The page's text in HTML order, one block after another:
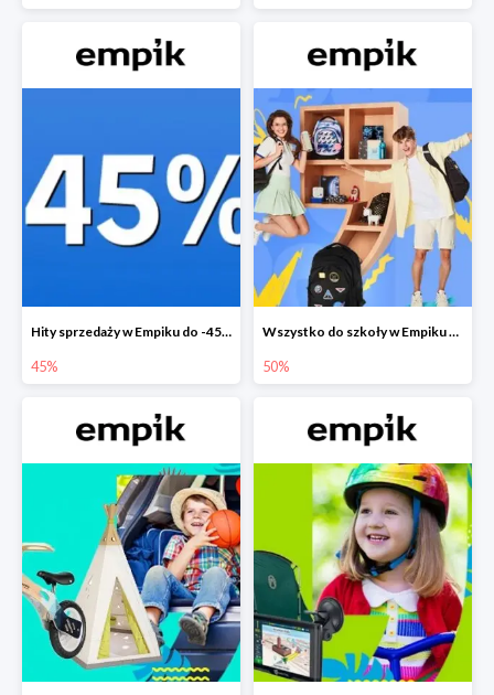
Hity sprzedaży w Empiku do -45%
45%
Wszystko do szkoły w Empiku do -50%
50%